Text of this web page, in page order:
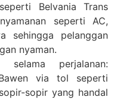
Belvania Trans
seperti AC,
sehingga pelanggan
nyaman.
selama perjalanan:
via tol seperti
sopir yang handal